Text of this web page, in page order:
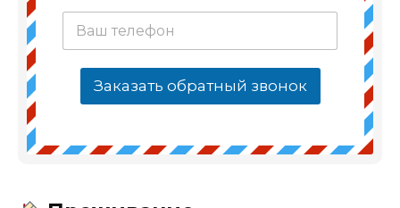
Заказать обратный звонок